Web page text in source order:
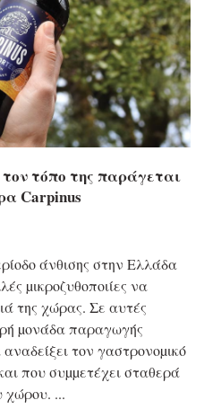
τόπο της παράγεται
Carpinus
άνθισης στην Ελλάδα
µικροζυθοποιίες να
της χώρας. Σε αυτές
µονάδα παραγωγής
τον γαστρονοµικό
που συµµετέχει σταθερά
χώρου.